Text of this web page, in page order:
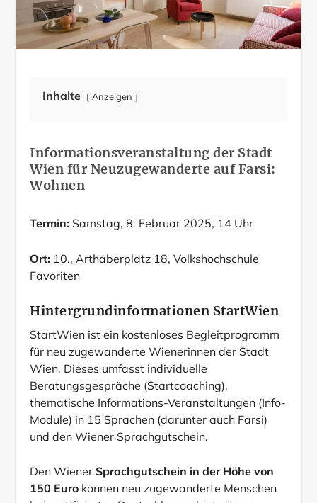
Inhalte Anzeigen
Informationsveranstaltung der Stadt
Wien für Neuzugewanderte auf Farsi:
Wohnen
Termin: Samstag, 8. Februar 2025, 14 Uhr
Ort: 10., Arthaberplatz 18, Volkshochschule
Favoriten
Hintergrundinformationen StartWien
StartWien ist ein kostenloses Begleitprogramm
für neu zugewanderte Wienerinnen der Stadt
Wien. Dieses umfasst individuelle
Beratungsgespräche (Startcoaching),
thematische Informations-Veranstaltungen (Info-
Module) in 15 Sprachen (darunter auch Farsi)
und den Wiener Sprachgutschein.
Den WienerSprachgutschein in der Höhe von
150 Euro können neu zugewanderte Menschen